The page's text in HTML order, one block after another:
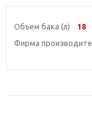
Объем бака (л)
18
Фирма